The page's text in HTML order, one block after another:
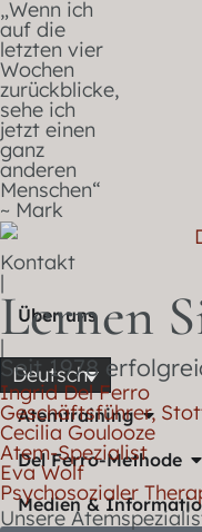
„Wenn ich
auf die
letzten vier
Wochen
zurückblicke,
sehe ich
jetzt einen
ganz
anderen
Menschen“
~ Mark
Kontakt
|
Über uns
|
Deutsch
Atemtraining
Del Ferro-Methode
Medien &
Lernen
Seit 1978
Ingrid Del Ferro
Geschäftsführer,
Cecilia Goulooze
Atem-Spezialist
Eva Wolf
Psychosozialer
Unsere